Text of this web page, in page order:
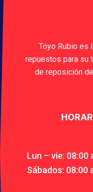
Toyo Rubio es
repuestos para su
de reposición
Lun – vie: 08:00
Sábados: 08:00